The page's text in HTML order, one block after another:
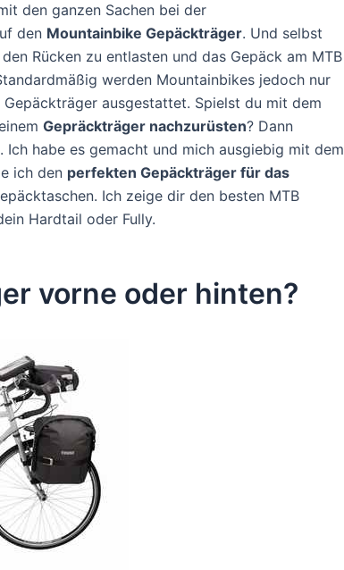
den ganzen Sachen bei der
den Mountainbike Gepäckträger. Und selbst
Rücken zu entlasten und das Gepäck am MTB
werden Mountainbikes jedoch nur
ausgestattet. Spielst du mit dem
Gepräckträger nachzurüsten? Dann
habe es gemacht und mich ausgiebig mit dem
ich den perfekten Gepäckträger für das
Ich zeige dir den besten MTB
Hardtail oder Fully.
vorne oder hinten?